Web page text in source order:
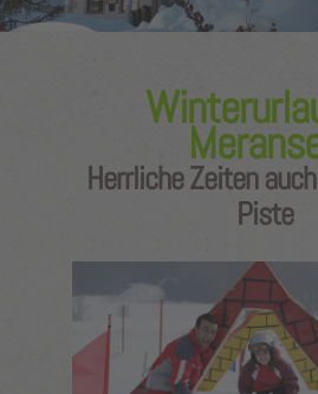
Herrliche Zeiten
Piste